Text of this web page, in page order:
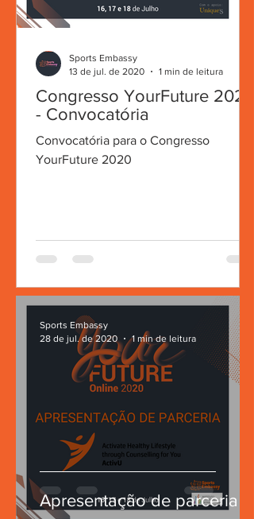
Congresso YourFuture 2020
- Convocatória
Convocatória para o Congresso
YourFuture 2020
Sports Embassy
13 de jul. de 2020
1 min de leitura
Apresentação de parceria
Sports Embassy
28 de jul. de 2020
1 min de leitura